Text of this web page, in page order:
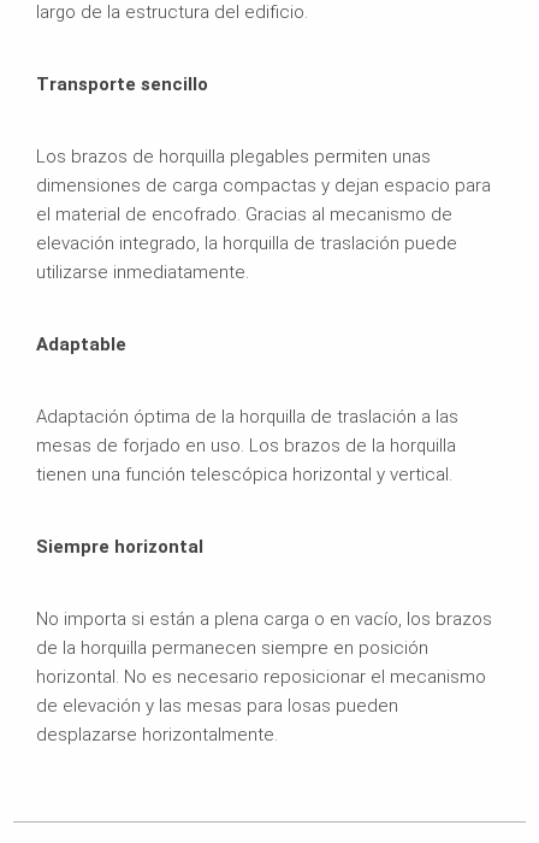
largo de la estructura del edificio.
Transporte sencillo
Los brazos de horquilla plegables permiten unas
dimensiones de carga compactas y dejan espacio para
el material de encofrado. Gracias al mecanismo de
elevación integrado, la horquilla de traslación puede
utilizarse inmediatamente.
Adaptable
Adaptación óptima de la horquilla de traslación a las
mesas de forjado en uso. Los brazos de la horquilla
tienen una función telescópica horizontal y vertical.
Siempre horizontal
No importa si están a plena carga o en vacío, los brazos
de la horquilla permanecen siempre en posición
horizontal. No es necesario reposicionar el mecanismo
de elevación y las mesas para losas pueden
desplazarse horizontalmente.